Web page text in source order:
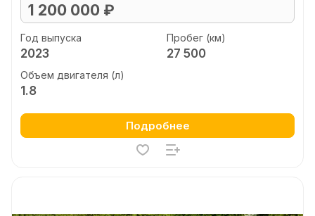
1 200 000 ₽
Год выпуска
2023
Пробег (км)
27 500
Объем двигателя (л)
1.8
Подробнее